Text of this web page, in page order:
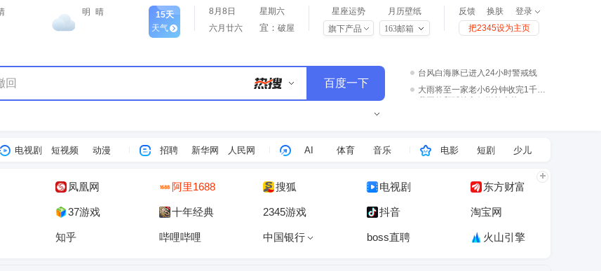
8月8日
星期六
六月廿六
宜： 破屋
星座运势
月历壁纸
旗下产品
163邮箱
反馈 换肤
登录
把2345设为主页
明 晴
15天
天气
回
我国外贸延续良好增长态势
宇树王兴兴被问了360多个问题
大雨将至一家老小6分钟收完1千斤稻谷
电视剧 短视频 动漫 招聘 新华网 人民网 AI 体育 音乐 电影 短剧 少儿
凤凰网 阿里1688 搜狐 电视剧 东方财富
37游戏 十年经典 2345游戏 抖音 淘宝网
知乎 哔哩哔哩 中国银行 boss直聘 火山引擎